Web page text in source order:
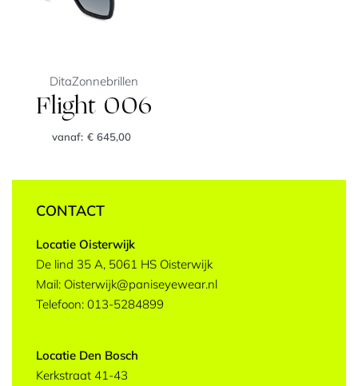
DitaZonnebrillen
Flight 006
vanaf: € 645,00
CONTACT
Locatie Oisterwijk
De lind 35 A, 5061 HS Oisterwijk
Mail: Oisterwijk@paniseyewear.nl
Telefoon: 013-5284899
Locatie Den Bosch
Kerkstraat 41-43